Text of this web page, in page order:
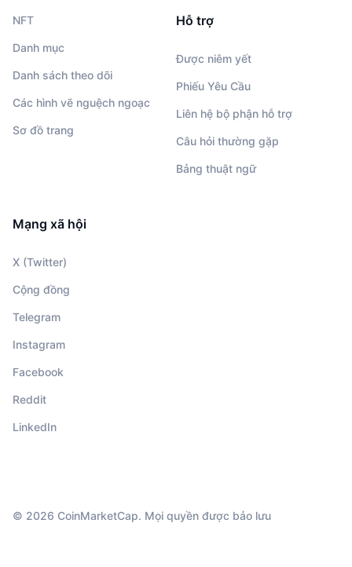
NFT
Danh mục
Danh sách theo dõi
Các hình vẽ nguệch ngoạc
Sơ đồ trang
Hỗ trợ
Được niêm yết
Phiếu Yêu Cầu
Liên hệ bộ phận hỗ trợ
Câu hỏi thường gặp
Bảng thuật ngữ
Mạng xã hội
X (Twitter)
Cộng đồng
Telegram
Instagram
Facebook
Reddit
LinkedIn
© 2026 CoinMarketCap. Mọi quyền được bảo lưu